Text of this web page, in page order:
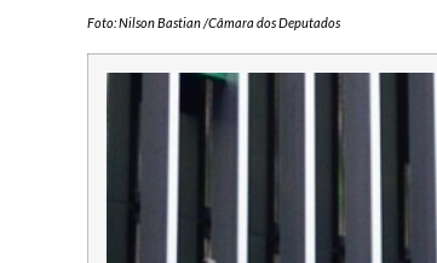
Foto: Nilson Bastian /Câmara dos Deputados